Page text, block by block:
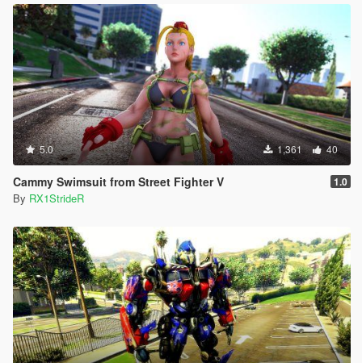
5.0 1,361 40
Cammy Swimsuit from Street Fighter V 1.0
By RX1StrideR